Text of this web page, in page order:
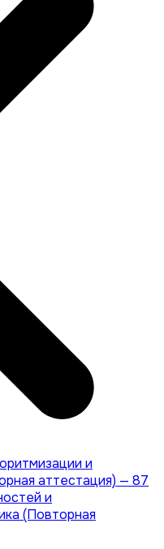
и
аттестация) — 87
и
(Повторная